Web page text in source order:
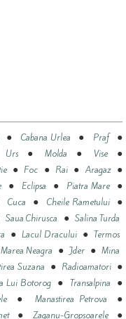
● Cabana Urlea ● Praf●
Urs● Molda ● Vise●
● Foc ● Rai ●Aragaz●
● Eclipsa ● Piatra Mare ●
Cuca ● Cheile Rametului●
Saua Chirusca ● Salina Turda
●Lacul Dracului●Termos
Marea Neagra ● Jder ● Mina
Suzana ● Radioamatori●
Lui Botorog● Transalpina ●
●Manastirea Petrova ●
● Zaganu-Gropsoarele●